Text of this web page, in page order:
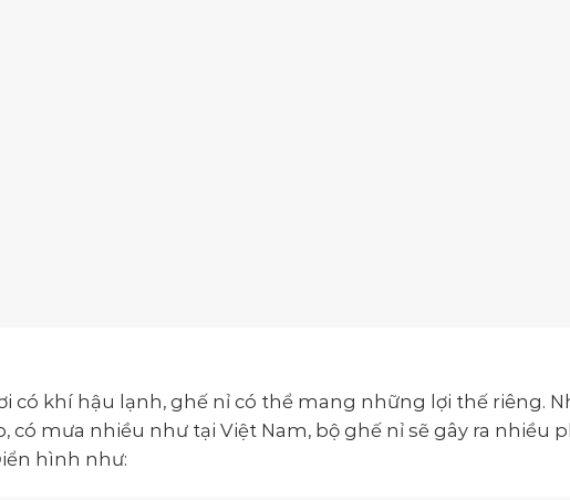
có khí hậu lạnh, ghế nỉ có thể mang những lợi thế riêng.
có mưa nhiều như tại Việt Nam, bộ ghế nỉ sẽ gây ra nhiều
hình như: